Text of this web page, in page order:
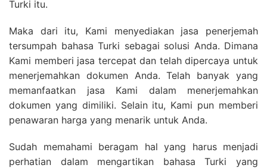
Turki itu.
Maka dari itu, Kami menyediakan jasa penerjemah
tersumpah bahasa Turki sebagai solusi Anda. Dimana
Kami memberi jasa tercepat dan telah dipercaya untuk
menerjemahkan dokumen Anda. Telah banyak yang
memanfaatkan jasa Kami dalam menerjemahkan
dokumen yang dimiliki. Selain itu, Kami pun memberi
penawaran harga yang menarik untuk Anda.
Sudah memahami beragam hal yang harus menjadi
perhatian dalam mengartikan bahasa Turki yang